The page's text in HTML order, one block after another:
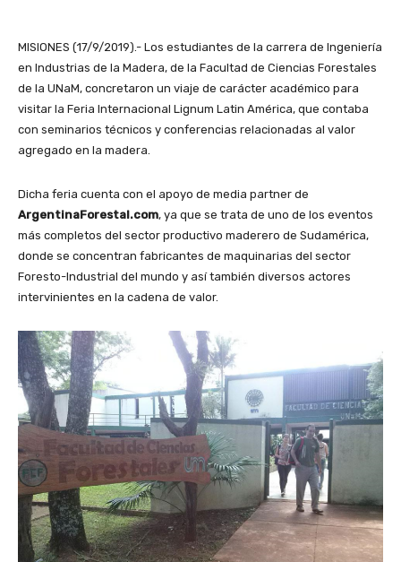
MISIONES (17/9/2019).- Los estudiantes de la carrera de Ingeniería
en Industrias de la Madera, de la Facultad de Ciencias Forestales
de la UNaM, concretaron un viaje de carácter académico para
visitar la Feria Internacional Lignum Latin América, que contaba
con seminarios técnicos y conferencias relacionadas al valor
agregado en la madera.
Dicha feria cuenta con el apoyo de media partner de
ArgentinaForestal.com, ya que se trata de uno de los eventos
más completos del sector productivo maderero de Sudamérica,
donde se concentran fabricantes de maquinarias del sector
Foresto-Industrial del mundo y así también diversos actores
intervinientes en la cadena de valor.